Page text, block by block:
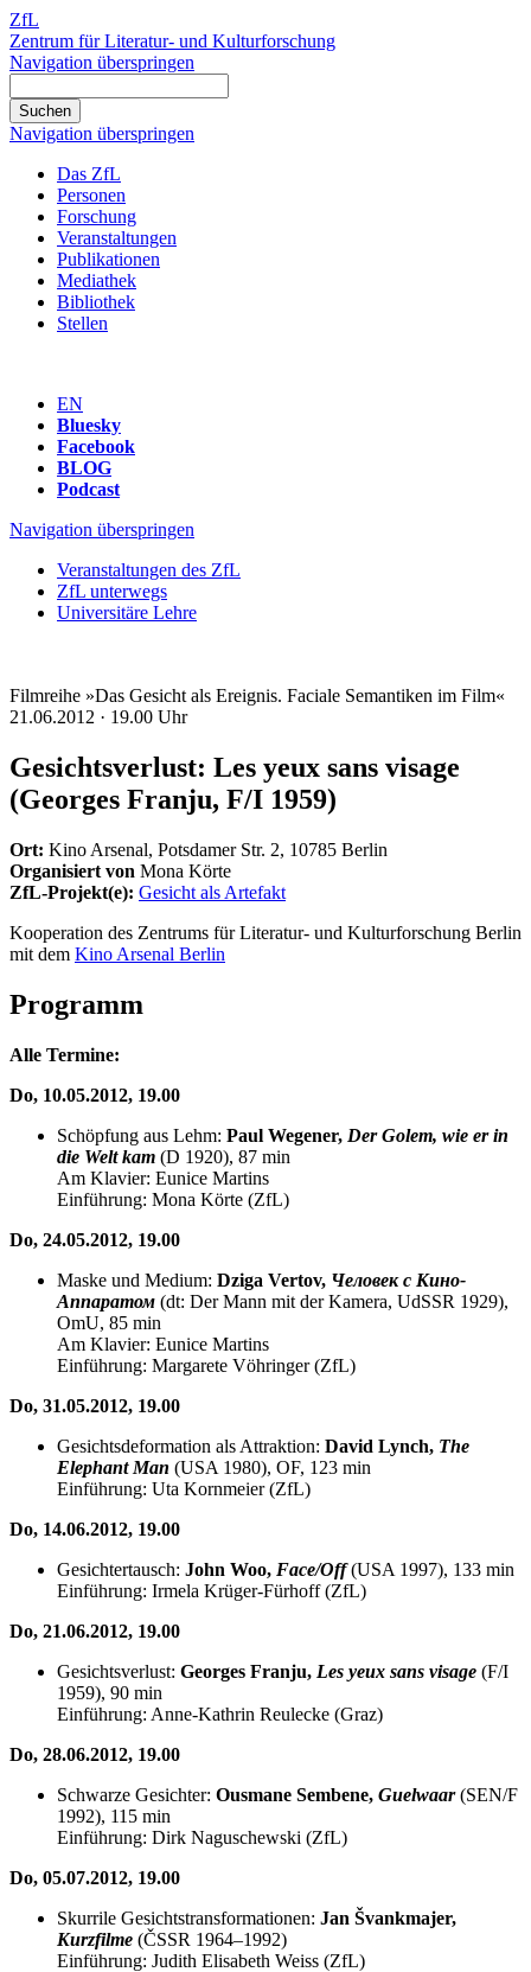
ZfL
Zentrum für Literatur- und Kulturforschung
Navigation überspringen
Navigation überspringen
Das ZfL
Personen
Forschung
Veranstaltungen
Publikationen
Mediathek
Bibliothek
Stellen
EN
Bluesky
Facebook
BLOG
Podcast
Navigation überspringen
Veranstaltungen des ZfL
ZfL unterwegs
Universitäre Lehre
Filmreihe »Das Gesicht als Ereignis. Faciale Semantiken im Film«
21.06.2012 · 19.00 Uhr
Gesichtsverlust: Les yeux sans visage
(Georges Franju, F/I 1959)
Ort: Kino Arsenal, Potsdamer Str. 2, 10785 Berlin
Organisiert von Mona Körte
ZfL-Projekt(e): Gesicht als Artefakt
Kooperation des Zentrums für Literatur- und Kulturforschung Berlin
mit dem Kino Arsenal Berlin
Programm
Alle Termine:
Do, 10.05.2012, 19.00
Schöpfung aus Lehm: Paul Wegener, Der Golem, wie er in
die Welt kam (D 1920), 87 min
Am Klavier: Eunice Martins
Einführung: Mona Körte (ZfL)
Do, 24.05.2012, 19.00
Maske und Medium: Dziga Vertov, Человек с Кино-
Аппаратом (dt: Der Mann mit der Kamera, UdSSR 1929),
OmU, 85 min
Am Klavier: Eunice Martins
Einführung: Margarete Vöhringer (ZfL)
Do, 31.05.2012, 19.00
Gesichtsdeformation als Attraktion: David Lynch, The
Elephant Man (USA 1980), OF, 123 min
Einführung: Uta Kornmeier (ZfL)
Do, 14.06.2012, 19.00
Gesichtertausch: John Woo, Face/Off(USA 1997), 133 min
Einführung: Irmela Krüger-Fürhoff (ZfL)
Do, 21.06.2012, 19.00
Gesichtsverlust: Georges Franju, Les yeux sans visage (F/I
1959), 90 min
Einführung: Anne-Kathrin Reulecke (Graz)
Do, 28.06.2012, 19.00
Schwarze Gesichter: Ousmane Sembene, Guelwaar(SEN/F
1992), 115 min
Einführung: Dirk Naguschewski (ZfL)
Do, 05.07.2012, 19.00
Skurrile Gesichtstransformationen: Jan Švankmajer,
Kurzfilme (ČSSR 1964–1992)
Einführung: Judith Elisabeth Weiss (ZfL)